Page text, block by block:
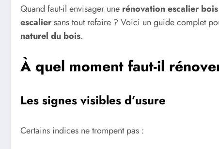
Quand faut-il envisager une rénovation escalier bois
escaliersans tout refaire ? Voici un guide complet
naturel du bois.
À quel moment faut-il
Les signes visibles d’usure
Certains indices ne trompent pas :